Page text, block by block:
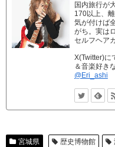
国内旅行が
170以上、
気が付けば
がち。実は
セルフヘア
X(Twitter)に
＆音楽好き
@Eri_ashi
宮城県 歴史博物館